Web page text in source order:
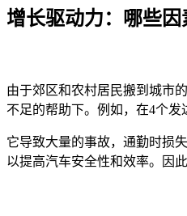
增长驱动力：哪些因
由于郊区和农村居民搬到城市
不足的帮助下。例如，在4个发
它导致大量的事故，通勤时损
以提高汽车安全性和效率。因